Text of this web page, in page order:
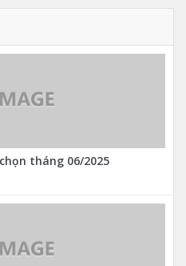
tháng 06/2025